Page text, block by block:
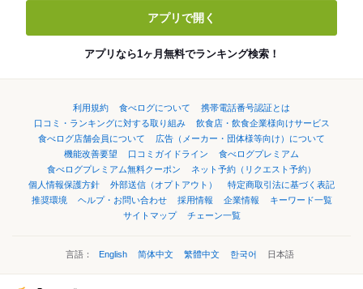
アプリで開く
アプリなら1ヶ月無料でランキング検索！
利用規約 食べログについて
携帯電話番号認証とは
口コミ・ランキングに対する取り組み
飲食店・飲食企業様向けサービス
食べログ店舗会員について
広告（メーカー・団体様等向け）について
機能改善要望
口コミガイドライン
食べログプレミアム
食べログプレミアム無料クーポン
ネット予約（リクエスト予約）
個人情報保護方針
外部送信（オプトアウト）
特定商取引法に基づく表記
推奨環境
ヘルプ・お問い合わせ 採用情報 企業情報
キーワード一覧
サイトマップ
チェーン一覧
言語： English 简体中文 繁體中文 한국어 日本語